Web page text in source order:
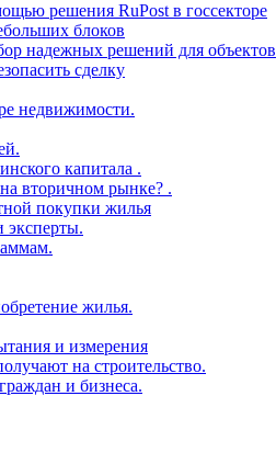
решения RuPost в госсекторе
блоков
надежных решений для объектов
сделку
недвижимости.
капитала .
вторичном рынке? .
покупки жилья
эксперты.
жилья.
и измерения
на строительство.
и бизнеса.